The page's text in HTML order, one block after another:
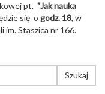
pt. "Jak nauka
się o godz. 18, w
im. Staszica nr 166.
Szukaj